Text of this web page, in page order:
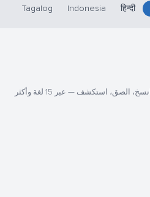
हिन्दी
Indonesia
Tagalog
كل رمز تعبيري، كل معنى، كل لغة. انسخ، الصق، استكشف — عبر 15 لغة وأكثر